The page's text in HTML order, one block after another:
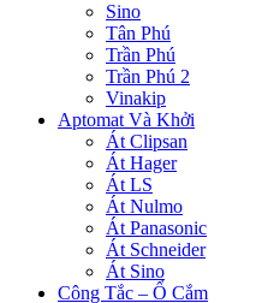
Sino
Tân Phú
Trần Phú
Trần Phú 2
Vinakip
Aptomat Và Khởi
Át Clipsan
Át Hager
Át LS
Át Nulmo
Át Panasonic
Át Schneider
Át Sino
Công Tắc – Ổ Cắm